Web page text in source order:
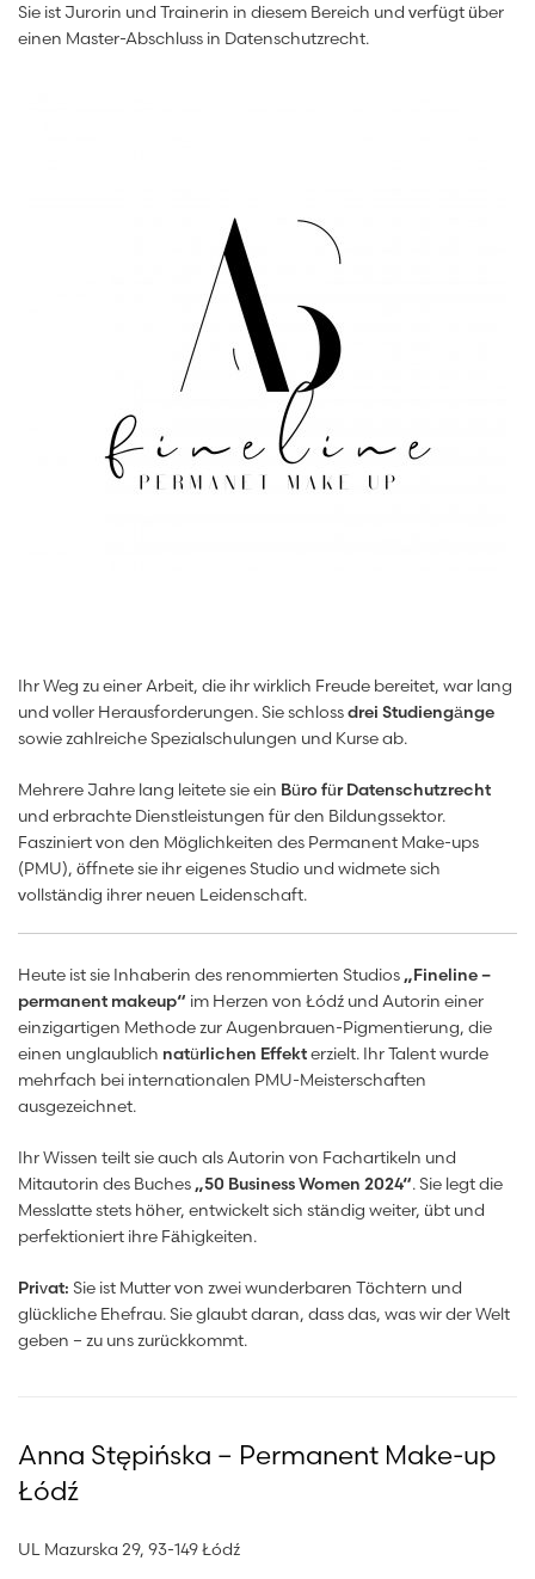
Sie ist Jurorin und Trainerin in diesem Bereich und verfügt über
einen Master-Abschluss in Datenschutzrecht.
Ihr Weg zu einer Arbeit, die ihr wirklich Freude bereitet, war lang
und voller Herausforderungen. Sie schlossdrei Studiengänge
sowie zahlreiche Spezialschulungen und Kurse ab.
Mehrere Jahre lang leitete sie ein Büro für Datenschutzrecht
und erbrachte Dienstleistungen für den Bildungssektor.
Fasziniert von den Möglichkeiten des Permanent Make-ups
(PMU), öffnete sie ihr eigenes Studio und widmete sich
vollständig ihrer neuen Leidenschaft.
Heute ist sie Inhaberin des renommierten Studios „Fineline –
permanent makeup“ im Herzen von Łódź und Autorin einer
einzigartigen Methode zur Augenbrauen-Pigmentierung, die
einen unglaublich natürlichen Effekterzielt. Ihr Talent wurde
mehrfach bei internationalen PMU-Meisterschaften
ausgezeichnet.
Ihr Wissen teilt sie auch als Autorin von Fachartikeln und
Mitautorin des Buches „50 Business Women 2024“. Sie legt die
Messlatte stets höher, entwickelt sich ständig weiter, übt und
perfektioniert ihre Fähigkeiten.
Privat: Sie ist Mutter von zwei wunderbaren Töchtern und
glückliche Ehefrau. Sie glaubt daran, dass das, was wir der Welt
geben – zu uns zurückkommt.
Anna Stępińska – Permanent Make-up
Łódź
UL Mazurska 29, 93-149 Łódź